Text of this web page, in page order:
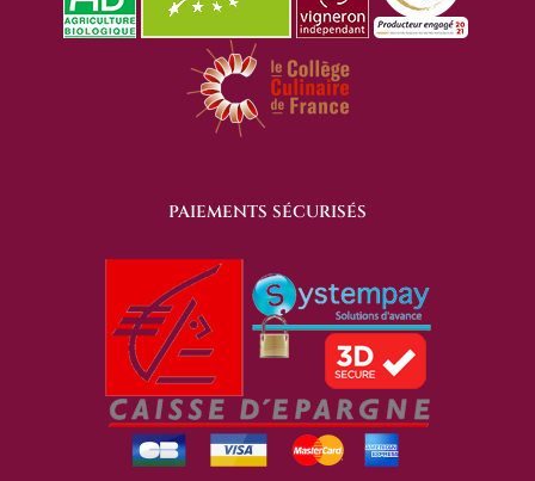
PAIEMENTS SÉCURISÉS